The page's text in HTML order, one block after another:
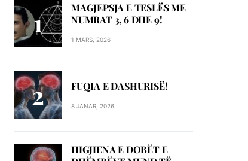
MAGJEPSJA E TESLËS ME
NUMRAT 3, 6 DHE 9!
1 MARS, 2026
FUQIA E DASHURISË!
8 JANAR, 2026
HIGJIENA E DOBËT E